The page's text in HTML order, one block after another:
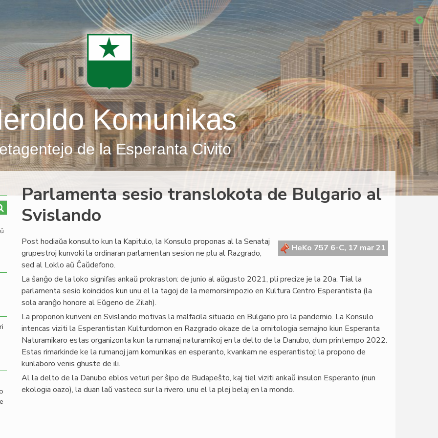
Komunikas
de la Esperanta Civito
Parlamenta sesio translokota de Bulgario al
Svislando
HeKo 757 6-C, 17 mar 21
Post hodiaŭa konsulto kun la Kapitulo, la Konsulo proponas al la Senataj
grupestroj kunvoki la ordinaran parlamentan sesion ne plu al Razgrado,
sed al Loklo aŭ Ĉaŭdefono.
La ŝanĝo de la loko signifas ankaŭ prokraston: de junio al aŭgusto 2021, pli precize je la 20a. Tial la
parlamenta sesio koincidos kun unu el la tagoj de la memorsimpozio en Kultura Centro Esperantista (la
sola aranĝo honore al Eŭgeno de Zilah).
La proponon kunveni en Svislando motivas la malfacila situacio en Bulgario pro la pandemio. La Konsulo
intencas viziti la Esperantistan Kulturdomon en Razgrado okaze de la ornitologia semajno kiun Esperanta
Naturamikaro estas organizonta kun la rumanaj naturamikoj en la delto de la Danubo, dum printempo 2022.
Estas rimarkinde ke la rumanoj jam komunikas en esperanto, kvankam ne esperantistoj: la propono de
kunlaboro venis ghuste de ili.
Al la delto de la Danubo eblos veturi per ŝipo de Budapeŝto, kaj tiel viziti ankaŭ insulon Esperanto (nun
ekologia oazo), la duan laŭ vasteco sur la rivero, unu el la plej belaj en la mondo.